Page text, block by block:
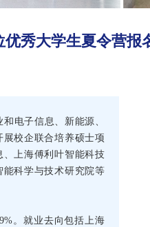
秀大学生夏令营报
电子信息、新能源、
校企联合培养硕士项
、上海傅利叶智能科技
科学与技术研究院等
。就业去向包括上海